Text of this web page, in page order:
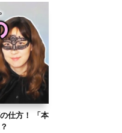
仕方！ 「本